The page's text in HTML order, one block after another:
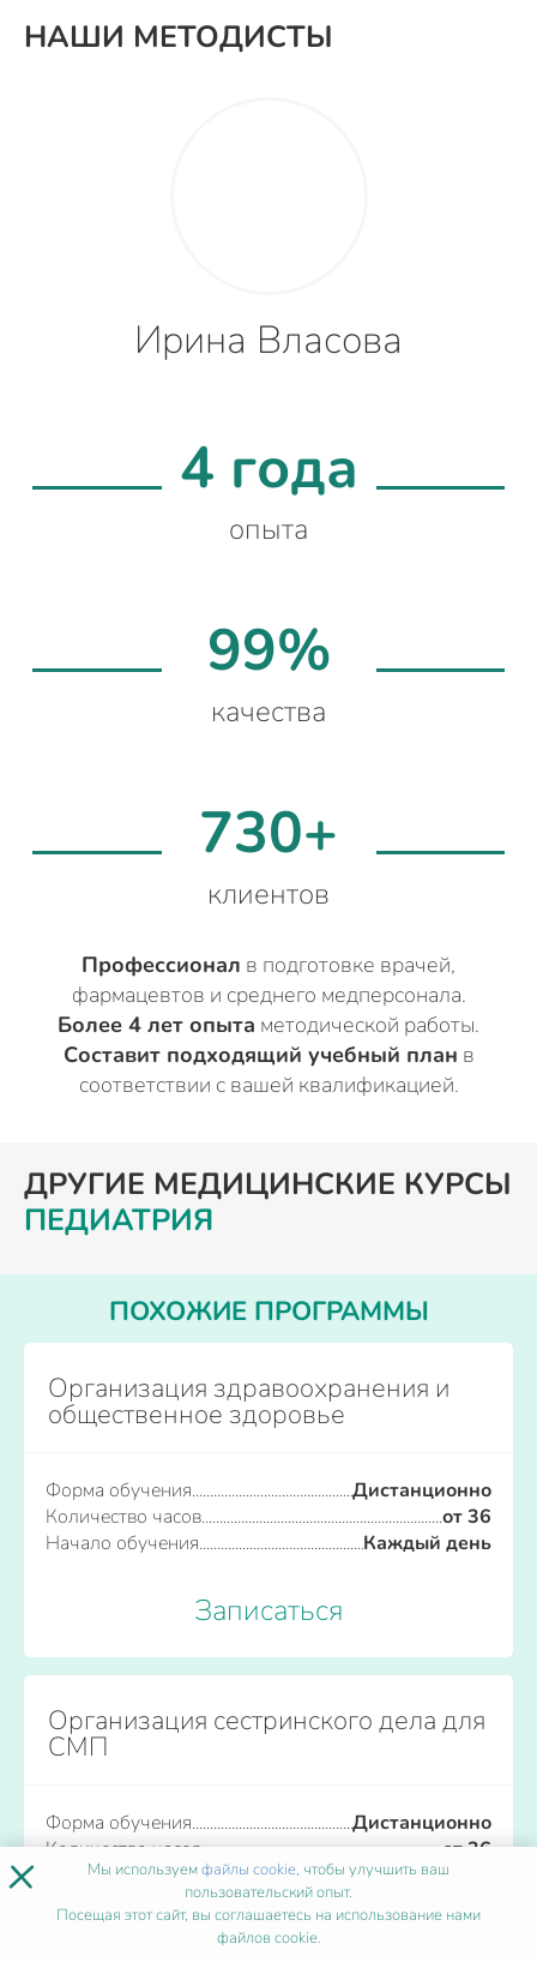
НАШИ МЕТОДИСТЫ
Ирина Власова
4 года
опыта
99%
качества
730+
клиентов
Профессионал в подготовке врачей,
фармацевтов и среднего медперсонала.
Более 4 лет опыта методической работы.
Составит подходящий учебный план в
соответствии с вашей квалификацией.
ДРУГИЕ МЕДИЦИНСКИЕ КУРСЫ
ПЕДИАТРИЯ
ПОХОЖИЕ ПРОГРАММЫ
Организация здравоохранения и
общественное здоровье
Форма обучения
Дистанционно
Количество часов
от 36
Начало обучения
Каждый день
Записаться
Организация сестринского дела для
СМП
Форма обучения
Дистанционно
Количество часов
от 36
Начало обучения
Каждый день
Записаться
× Мы используемфайлы cookie, чтобы улучшить ваш
пользовательский опыт.
Посещая этот сайт, вы соглашаетесь на использование нами
файлов cookie.